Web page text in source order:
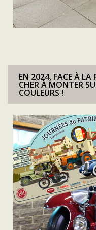
EN 2024, FACE À LA
CHER À MONTER
COULEURS !